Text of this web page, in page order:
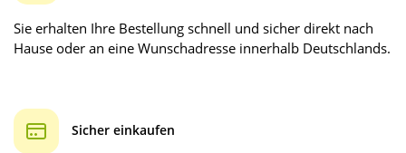
Sie erhalten Ihre Bestellung schnell und sicher direkt nach
Hause oder an eine Wunschadresse innerhalb Deutschlands.
Sicher einkaufen